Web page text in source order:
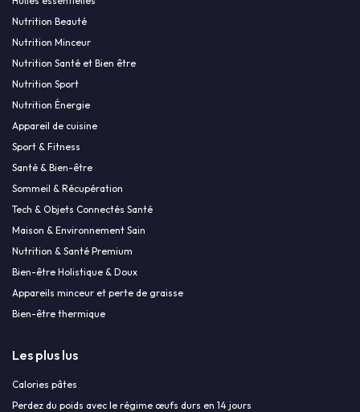
Nutrition Beauté
Nutrition Minceur
Nutrition Santé et Bien être
Nutrition Sport
Nutrition Énergie
Appareil de cuisine
Sport & Fitness
Santé & Bien-être
Sommeil & Récupération
Tech & Objets Connectés Santé
Maison & Environnement Sain
Nutrition & Santé Premium
Bien-être Holistique & Doux
Appareils minceur et perte de graisse
Bien-être thermique
Les plus lus
Calories pâtes
Perdez du poids avec le régime œufs durs en 14 jours